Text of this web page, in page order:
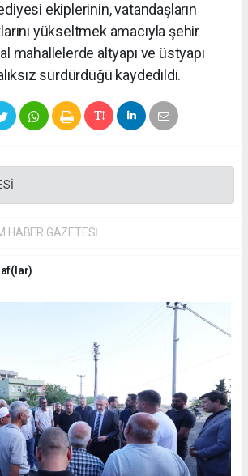
ekiplerinin, vatandaşların
yükseltmek amacıyla şehir
mahallelerde altyapı ve üstyapı
sürdürdüğü kaydedildi.
HABER GAZETESİ